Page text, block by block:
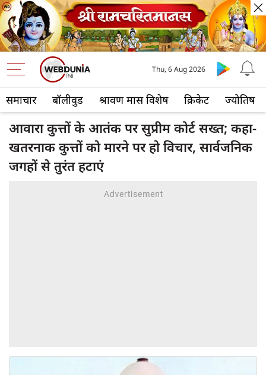
समाचार बॉलीवुड श्रावण मास विशेष क्रिकेट ज्योतिष
Thu, 6 Aug 2026
आवारा कुत्तों के आतंक पर सुप्रीम कोर्ट सख्त; कहा-
खतरनाक कुत्तों को मारने पर हो विचार, सार्वजनिक
जगहों से तुरंत हटाएं